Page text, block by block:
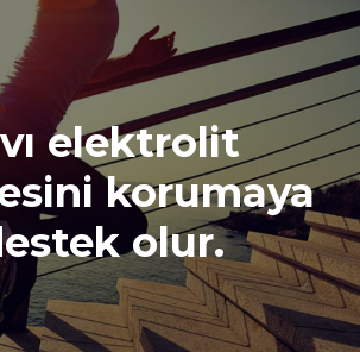
elektrolit
korumaya
olur.